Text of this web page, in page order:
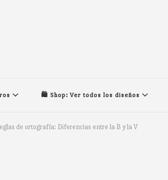
🛍️ Shop: Ver todos los diseños
de ortografía: Diferencias entre la B y la V